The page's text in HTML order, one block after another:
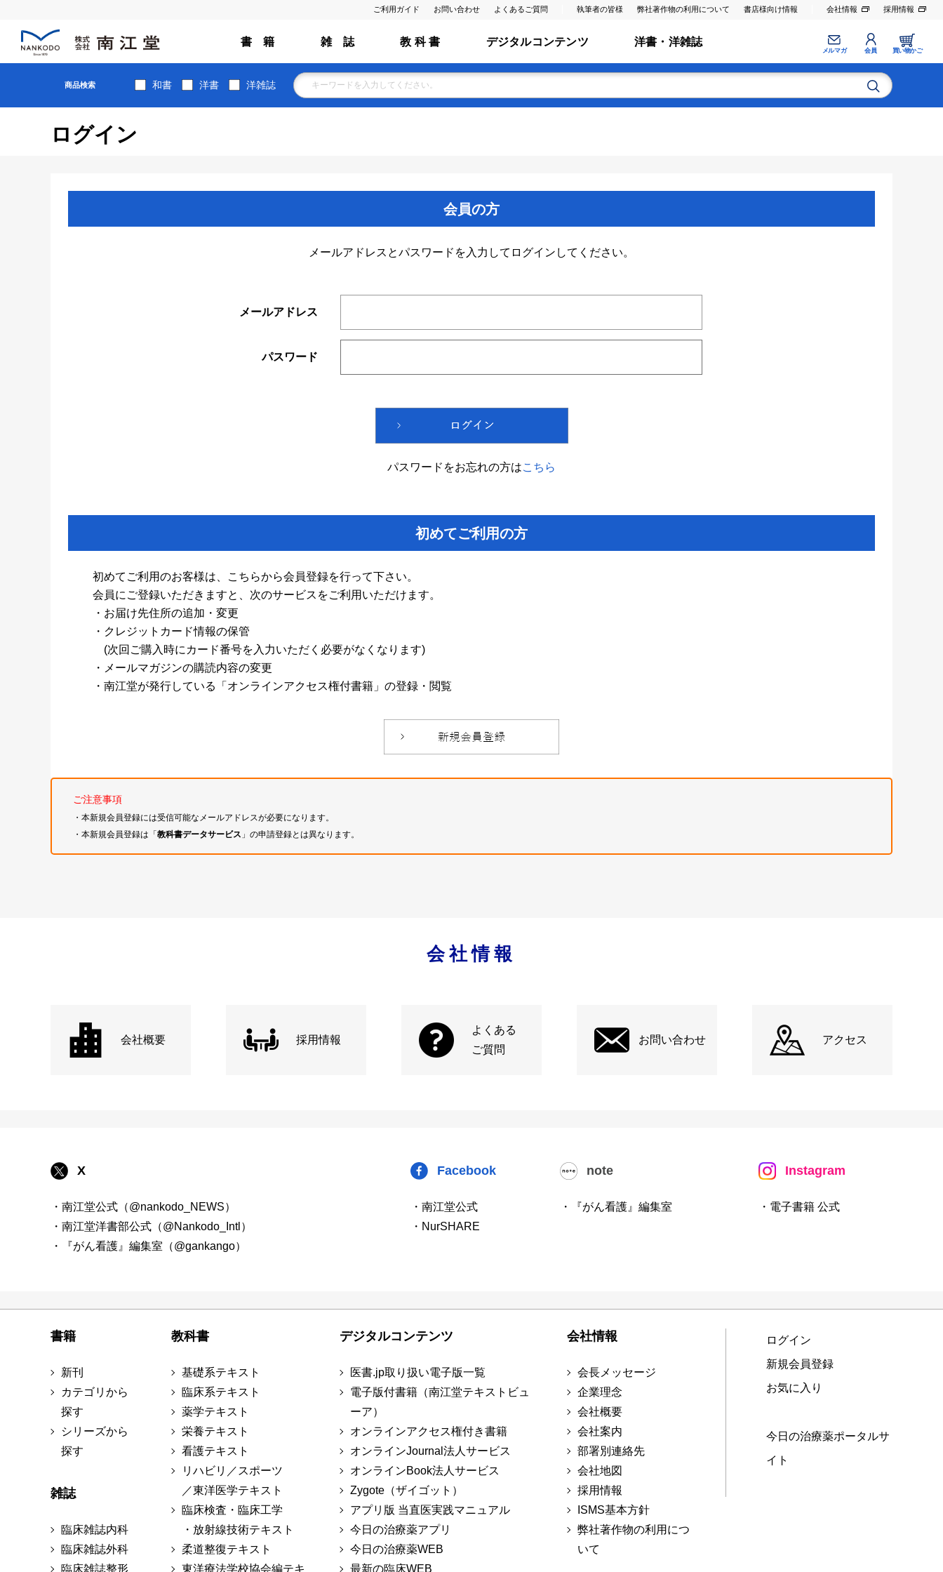
ご利用ガイド お問い合わせ よくあるご質問 執筆者の皆様 弊社著作物の利用について 書店様向け情報 会社情報 採用情報
書 籍 雑 誌 教 科 書 デジタルコンテンツ 洋書・洋雑誌
メルマガ 会員 買い物かご
商品検索 和書 洋書 洋雑誌
ログイン
会員の方
メールアドレスとパスワードを入力してログインしてください。
メールアドレス
パスワード
パスワードをお忘れの方はこちら
初めてご利用の方
初めてご利用のお客様は、こちらから会員登録を行って下さい。
会員にご登録いただきますと、次のサービスをご利用いただけます。
・お届け先住所の追加・変更
・クレジットカード情報の保管
(次回ご購入時にカード番号を入力いただく必要がなくなります)
・メールマガジンの購読内容の変更
・南江堂が発行している「オンラインアクセス権付書籍」の登録・閲覧
ご注意事項
・本新規会員登録には受信可能なメールアドレスが必要になります。
・本新規会員登録は「教科書データサービス 」の申請登録とは異なります。
会社情報
会社概要 採用情報
よくある
ご質問
お問い合わせ アクセス
X
・南江堂公式（@nankodo_NEWS）
・南江堂洋書部公式（@Nankodo_Intl）
・『がん看護』編集室（@gankango）
Facebook
・南江堂公式
・NurSHARE
note
・『がん看護』編集室
Instagram
・電子書籍 公式
書籍
新刊
カテゴリから
探す
シリーズから
探す
雑誌
臨床雑誌内科
臨床雑誌外科
臨床雑誌整形
教科書
基礎系テキスト
臨床系テキスト
薬学テキスト
栄養テキスト
看護テキスト
リハビリ／スポーツ
／東洋医学テキスト
臨床検査・臨床工学
・放射線技術テキスト
柔道整復テキスト
東洋療法学校協会編テキ
デジタルコンテンツ
医書.jp取り扱い電子版一覧
電子版付書籍（南江堂テキストビュ
ーア）
オンラインアクセス権付き書籍
オンラインJournal法人サービス
オンラインBook法人サービス
Zygote（ザイゴット）
アプリ版 当直医実践マニュアル
今日の治療薬アプリ
今日の治療薬WEB
最新の臨床WEB
会社情報
会長メッセージ
企業理念
会社概要
会社案内
部署別連絡先
会社地図
採用情報
ISMS基本方針
弊社著作物の利用につ
いて
ログイン
新規会員登録
お気に入り
今日の治療薬ポータルサ
イト